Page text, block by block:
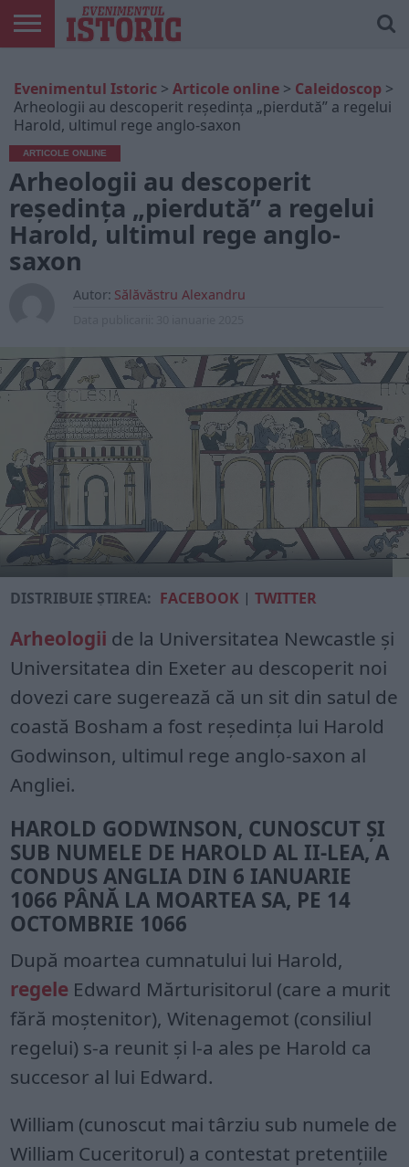
ONLINE
EDIȚII
TIPĂRITE
ISTORIC
PLAY
CONTUL
MEU
Evenimentul Istoric > Articole online > Caleidoscop >
Arheologii au descoperit reședința „pierdută” a regelui
Harold, ultimul rege anglo-saxon
ARTICOLE ONLINE
Arheologii au descoperit
reședința „pierdută” a regelui
Harold, ultimul rege anglo-
saxon
Autor: Sălăvăstru Alexandru
DISTRIBUIE ȘTIREA: FACEBOOK |TWITTER
Arheologii de la Universitatea Newcastle și
Universitatea din Exeter au descoperit noi
dovezi care sugerează că un sit din satul de
coastă Bosham a fost reședința lui Harold
Godwinson, ultimul rege anglo-saxon al
Angliei.
HAROLD GODWINSON, CUNOSCUT ȘI
SUB NUMELE DE HAROLD AL II-LEA, A
CONDUS ANGLIA DIN 6 IANUARIE
1066 PÂNĂ LA MOARTEA SA, PE 14
OCTOMBRIE 1066
După moartea cumnatului lui Harold,
regele Edward Mărturisitorul (care a murit
fără moștenitor), Witenagemot (consiliul
regelui) s-a reunit și l-a ales pe Harold ca
succesor al lui Edward.
William (cunoscut mai târziu sub numele de
William Cuceritorul) a contestat pretențiile